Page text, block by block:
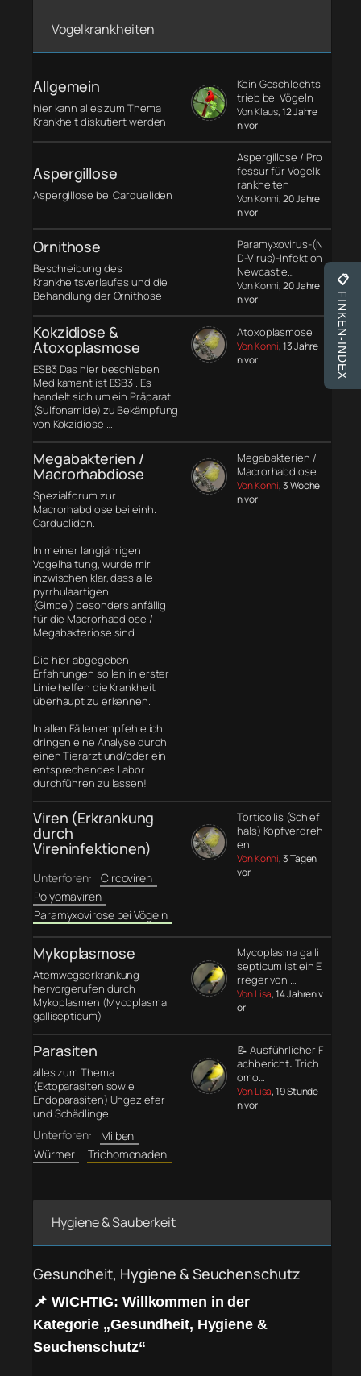
Vogelkrankheiten
Allgemein
hier kann alles zum Thema
Krankheit diskutiert werden
Kein Geschlechts
trieb bei Vögeln
Von Klaus, 12 Jahre
n vor
Aspergillose
Aspergillose bei Cardueliden
Aspergillose / Pro
fessur für Vogelk
rankheiten
Von Konni, 20 Jahre
n vor
Ornithose
Beschreibung des
Krankheitsverlaufes und die
Behandlung der Ornithose
Paramyxovirus-(N
D-Virus)-Infektion
Newcastle…
Von Konni, 20 Jahre
n vor
Kokzidiose &
Atoxoplasmose
ESB3 Das hier beschieben
Medikament ist ESB3 . Es
handelt sich um ein Präparat
(Sulfonamide) zu Bekämpfung
von Kokzidiose …
Atoxoplasmose
Von Konni, 13 Jahre
n vor
Megabakterien /
Macrorhabdiose
Spezialforum zur
Macrorhabdiose bei einh.
Cardueliden.
In meiner langjährigen
Vogelhaltung, wurde mir
inzwischen klar, dass alle
pyrrhulaartigen
(Gimpel) besonders anfällig
für die Macrorhabdiose /
Megabakteriose sind.
Die hier abgegeben
Erfahrungen sollen in erster
Linie helfen die Krankheit
überhaupt zu erkennen.
In allen Fällen empfehle ich
dringen eine Analyse durch
einen Tierarzt und/oder ein
entsprechendes Labor
durchführen zu lassen!
Megabakterien /
Macrorhabdiose
Von Konni, 3 Woche
n vor
Viren (Erkrankung
durch
Vireninfektionen)
Unterforen:
Circoviren
Polyomaviren
Paramyxovirose bei Vögeln
Torticollis (Schief
hals) Kopfverdreh
en
Von Konni, 3 Tagen
vor
Mykoplasmose
Atemwegserkrankung
hervorgerufen durch
Mykoplasmen (Mycoplasma
gallisepticum)
Mycoplasma galli
septicum ist ein E
rreger von …
Von Lisa, 14 Jahren v
or
Parasiten
alles zum Thema
(Ektoparasiten sowie
Endoparasiten) Ungeziefer
und Schädlinge
Unterforen:
Milben
Würmer
Trichomonaden
📝 Ausführlicher F
achbericht: Trich
omo…
Von Lisa, 19 Stunde
n vor
Hygiene & Sauberkeit
Gesundheit, Hygiene & Seuchenschutz
📌 WICHTIG: Willkommen in der
Kategorie „Gesundheit, Hygiene &
Seuchenschutz“
📋
FINKEN-INDEX